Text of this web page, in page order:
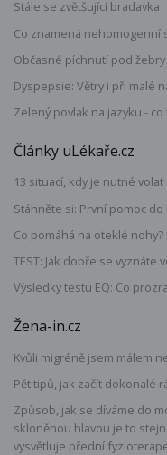
Stále se zvětšující bradavka
Co znamená nehomogenní
Občasné píchnutí pod žebry
Dyspepsie: Větry i při malé
Zelený povlak na jazyku -
Články uLékaře.cz
13 situací, kdy je nutné
Stáhněte si: První pomoc do
Co pomáhá na oteklé
TEST: Jak dobře se vyznáte
Výsledky testu EQ: Co
Žena-in.cz
Kvůli migréně jsem málem
Pět tipů, jak začít dokonalé
Způsob, jak se díváme do
skloněnou hlavou je to
vysvětluje přední